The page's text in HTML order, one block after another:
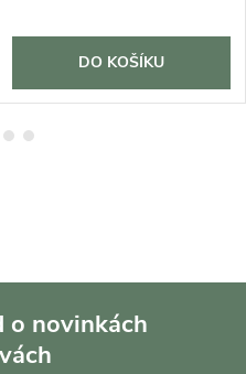
DO KOŠÍKU
o novinkách